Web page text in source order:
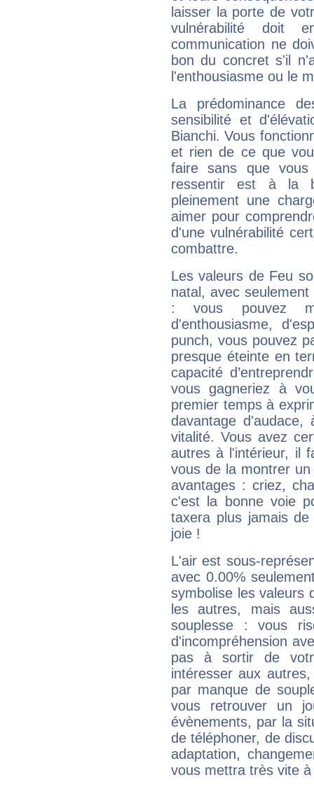
laisser la porte de
vulnérabilité doit
communication ne
bon du concret s'il
l'enthousiasme ou le
La prédominance
sensibilité et
Bianchi. Vous
et rien de ce que
faire sans que
ressentir est à la
pleinement une
aimer pour
d'une vulnérabilité
combattre.
Les valeurs de Feu
natal, avec
: vous pouvez
d'enthousiasme,
punch, vous pouvez
presque éteinte en
capacité
vous gagneriez à
premier temps à
davantage
vitalité. Vous avez
autres à l'intérieur, il
vous de la montrer
avantages : criez,
c'est la bonne voie
taxera plus jamais
joie !
L'air est sous-
avec 0.00%
symbolise les valeurs
les autres, mais
souplesse : vous
d'incompréhension
pas à sortir de
intéresser aux
par manque de
vous retrouver un
évènements, par la
de téléphoner, de
adaptation,
vous mettra très vite